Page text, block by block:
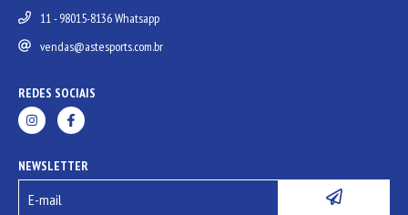
11 - 98015-8136 Whatsapp
vendas@astesports.com.br
REDES SOCIAIS
NEWSLETTER